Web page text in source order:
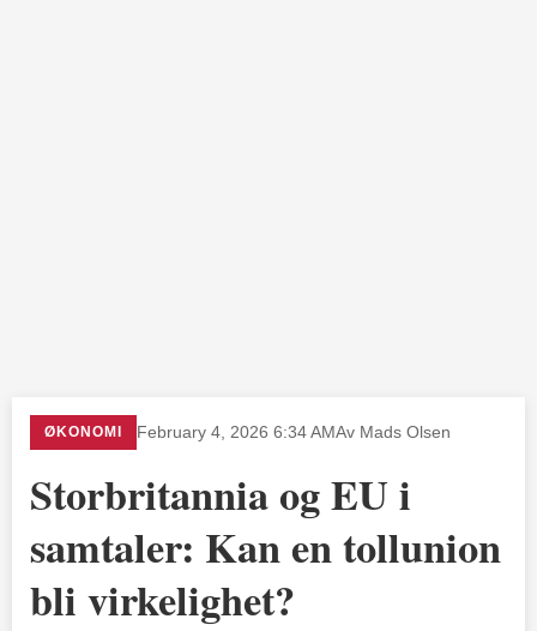
ØKONOMI February 4, 2026 6:34 AMAv Mads Olsen
Storbritannia og EU i
samtaler: Kan en tollunion
bli virkelighet?